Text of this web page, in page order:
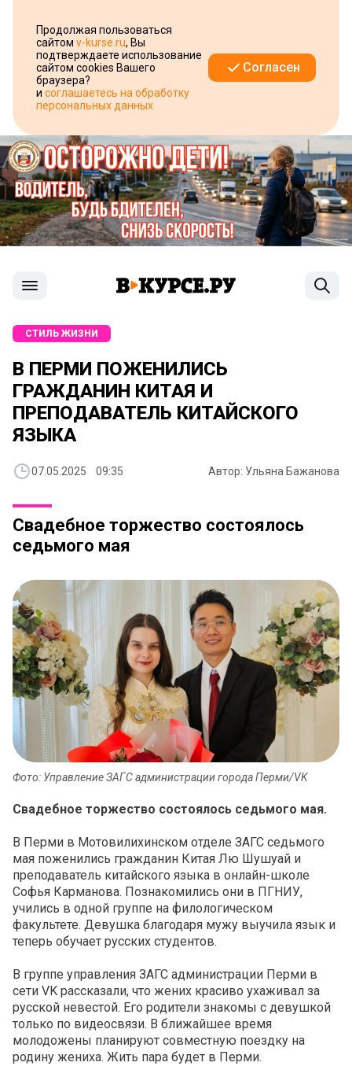
Продолжая пользоваться
сайтом v-kurse.ru, Вы
подтверждаете использование
сайтом cookies Вашего
браузера?
и соглашаетесь на обработку
персональных данных
Согласен
СТИЛЬ ЖИЗНИ
В ПЕРМИ ПОЖЕНИЛИСЬ
ГРАЖДАНИН КИТАЯ И
ПРЕПОДАВАТЕЛЬ КИТАЙСКОГО
ЯЗЫКА
07.05.2025 09:35 Автор: Ульяна Бажанова
Свадебное торжество состоялось
седьмого мая
Фото: Управление ЗАГС администрации города Перми/VK
Свадебное торжество состоялось седьмого мая.
В Перми в Мотовилихинском отделе ЗАГС седьмого
мая поженились гражданин Китая Лю Шушуай и
преподаватель китайского языка в онлайн-школе
Софья Карманова. Познакомились они в ПГНИУ,
учились в одной группе на филологическом
факультете. Девушка благодаря мужу выучила язык и
теперь обучает русских студентов.
В группе управления ЗАГС администрации Перми в
сети VK рассказали, что жених красиво ухаживал за
русской невестой. Его родители знакомы с девушкой
только по видеосвязи. В ближайшее время
молодожены планируют совместную поездку на
родину жениха. Жить пара будет в Перми.